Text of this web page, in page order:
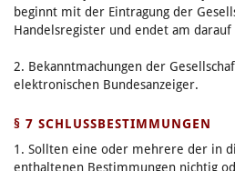
beginnt mit der Eintragung der
Handelsregister und endet am
2. Bekanntmachungen der
elektronischen Bundesanzeiger.
§ 7 SCHLUSSBESTIMMUNGEN
1. Sollten eine oder mehrere der in
enthaltenen Bestimmungen nichtig